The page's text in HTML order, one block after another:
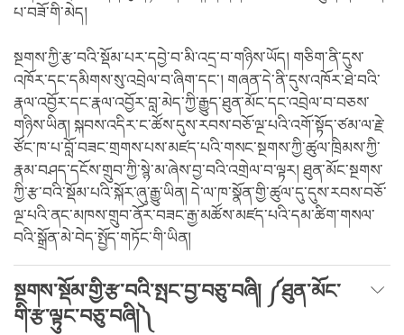
པ་བཟོ་གི་མེད།
སྔགས་ཀྱི་རྩ་བའི་སྡོམ་པར་དབྱེ་བ་མི་འདྲ་བ་གཉིས་ཡོད། གཅིག་ནི་དུས་
འཁོར་དང་དམིགས་སུ་འབྲེལ་བ་ཞིག་དང་། གཞན་དེ་ནི་དུས་འཁོར་ཐེ་བའི་
རྣལ་འབྱོར་དང་རྣལ་འབྱོར་བླ་མེད་ཀྱི་རྒྱུད་ཐུན་མོང་དང་འབྲེལ་བ་བཅས་
གཉིས་ཡིན། སྐབས་འདིར་ང་ཚོས་དུས་རབས་བཅོ་ལྔ་པའི་འགོ་སྟོད་ཙམ་ལ་རྗེ་
ཙོང་ཁ་པ་བློ་བཟང་གྲགས་པས་མཛད་པའི་གསང་སྔགས་ཀྱི་ཚུལ་ཁྲིམས་ཀྱི་
རྣམ་བཤད་དངོས་གྲུབ་ཀྱི་སྙེ་མ་ཞེས་བྱ་བའི་འགྲེལ་བ་ལྟར། ཐུན་མོང་སྔགས་
ཀྱི་རྩ་བའི་སྡོམ་པའི་སྐོར་ཞུ་རྒྱུ་ཡིན། དེ་ལ་ཁ་སྣོན་གྱི་ཚུལ་དུ་དུས་རབས་བཅོ་
ལྔ་པའི་ནང་མཁས་གྲུབ་ནོར་བཟང་རྒྱ་མཚོས་མཛད་པའི་དམ་ཚིག་གསལ་
བའི་སྒྲོན་མེ་བེད་སྤྱོད་གཏོང་གི་ཡིན།
སྔགས་སྡོམ་གྱི་རྩ་བའི་སྤང་བྱ་བཅུ་བཞི། ༼ཐུན་མོང་
གི་རྩ་ལྟུང་བཅུ་བཞི།༽